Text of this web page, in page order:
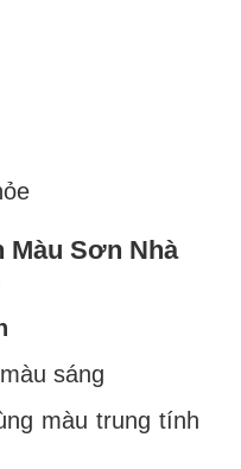
Màu Sơn Nhà
sáng
màu trung tính